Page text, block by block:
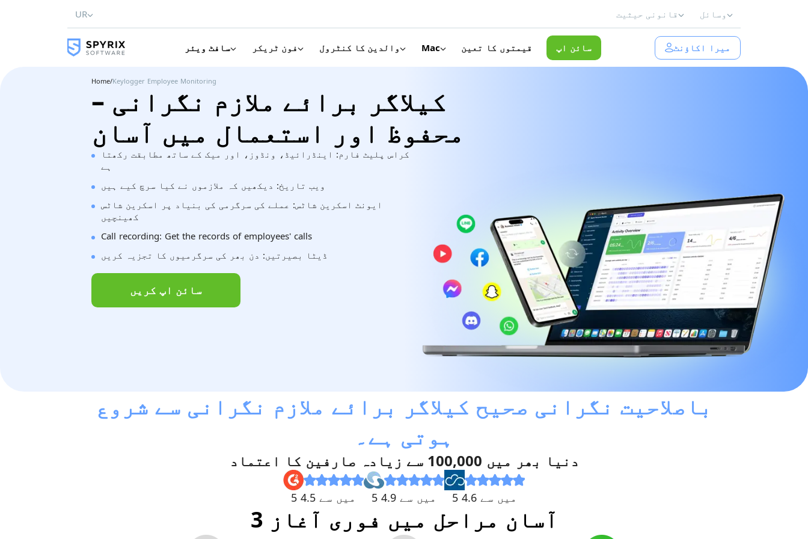
UR قانونی حیثیت وسائل
سافٹ ویئر فون ٹریکر والدین کا کنٹرول Mac قیمتوں کا تعین سائن اپ میرا اکاؤنٹ
Home/Keylogger Employee Monitoring
کیلاگر برائے ملازم نگرانی –
محفوظ اور استعمال میں آسان
کراس پلیٹ فارم: اینڈرائیڈ، ونڈوز، اور میک کے ساتھ مطابقت رکھتا
ہے
ویب تاریخ: دیکھیں کہ ملازموں نے کیا سرچ کیے ہیں
ایونٹ اسکرین شاٹس: عملے کی سرگرمی کی بنیاد پر اسکرین شاٹس
کھینچیں
Call recording: Get the records of employees' calls
ڈیٹا بصیرتیں: دن بھر کی سرگرمیوں کا تجزیہ کریں
سائن اپ کریں
باصلاحیت نگرانی صحیح کیلاگر برائے ملازم نگرانی سے شروع
ہوتی ہے۔
دنیا بھر میں 100,000 سے زیادہ صارفین کا اعتماد
5 میں سے 4.5 5 میں سے 4.9 5 میں سے 4.6
3 آسان مراحل میں فوری آغاز